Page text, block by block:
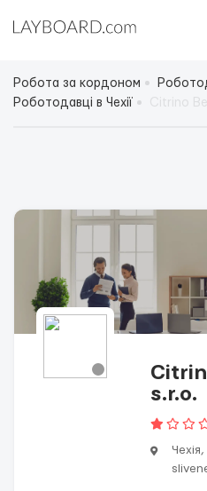
Робота за кордоном
Роботодавці в Чехії
s.r.o.